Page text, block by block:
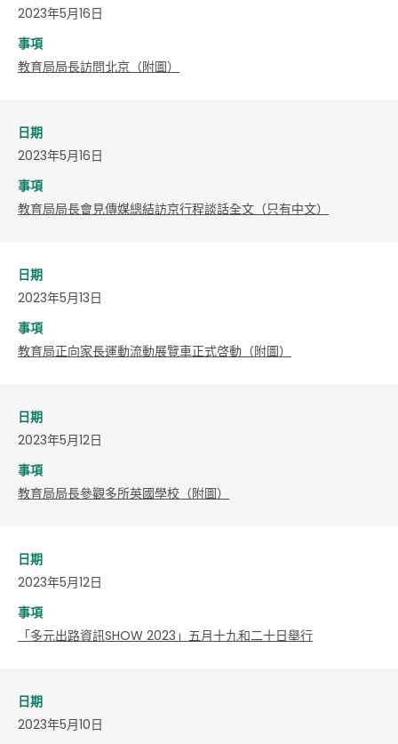
2023年5月16日
事項
教育局局長訪問北京（附圖）
日期
2023年5月16日
事項
教育局局長會見傳媒總結訪京行程談話全文（只有中文）
日期
2023年5月13日
事項
教育局正向家長運動流動展覽車正式啓動（附圖）
日期
2023年5月12日
事項
教育局局長參觀多所英國學校（附圖）
日期
2023年5月12日
事項
「多元出路資訊SHOW 2023」五月十九和二十日舉行
日期
2023年5月10日